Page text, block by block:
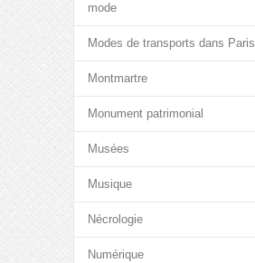
mode
Modes de transports dans Paris
Montmartre
Monument patrimonial
Musées
Musique
Nécrologie
Numérique